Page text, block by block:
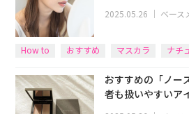
2025.05.26 ｜ ベース
How to おすすめ マスカラ ナチ
おすすめの「ノー
者も扱いやすいア